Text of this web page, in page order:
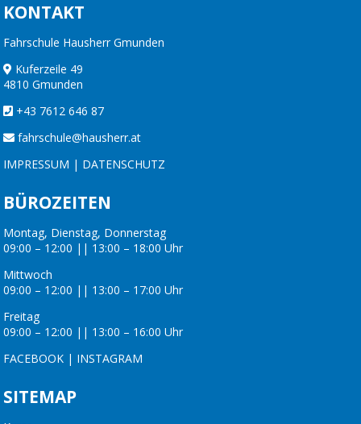
KONTAKT
Fahrschule Hausherr Gmunden
Kuferzeile 49
4810 Gmunden
+43 7612 646 87
fahrschule@hausherr.at
IMPRESSUM | DATENSCHUTZ
BÜROZEITEN
Montag, Dienstag, Donnerstag
09:00 – 12:00 || 13:00 – 18:00 Uhr
Mittwoch
09:00 – 12:00 || 13:00 – 17:00 Uhr
Freitag
09:00 – 12:00 || 13:00 – 16:00 Uhr
FACEBOOK | INSTAGRAM
SITEMAP